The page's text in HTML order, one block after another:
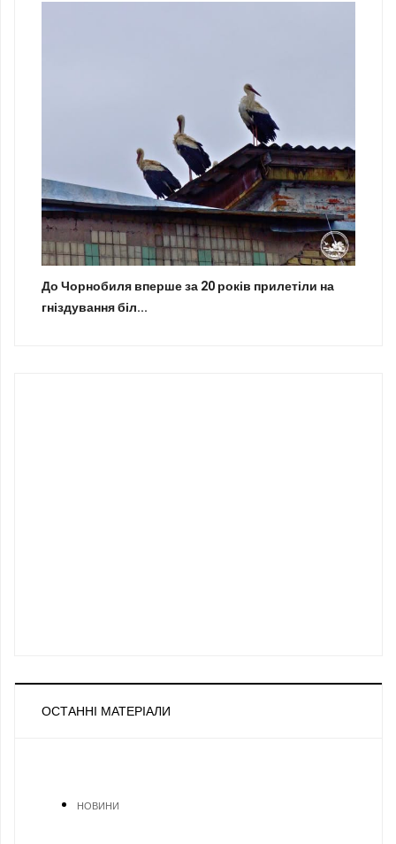
До Чорнобиля вперше за 20 років прилетіли на
гніздування біл...
ОСТАННІ МАТЕРІАЛИ
НОВИНИ